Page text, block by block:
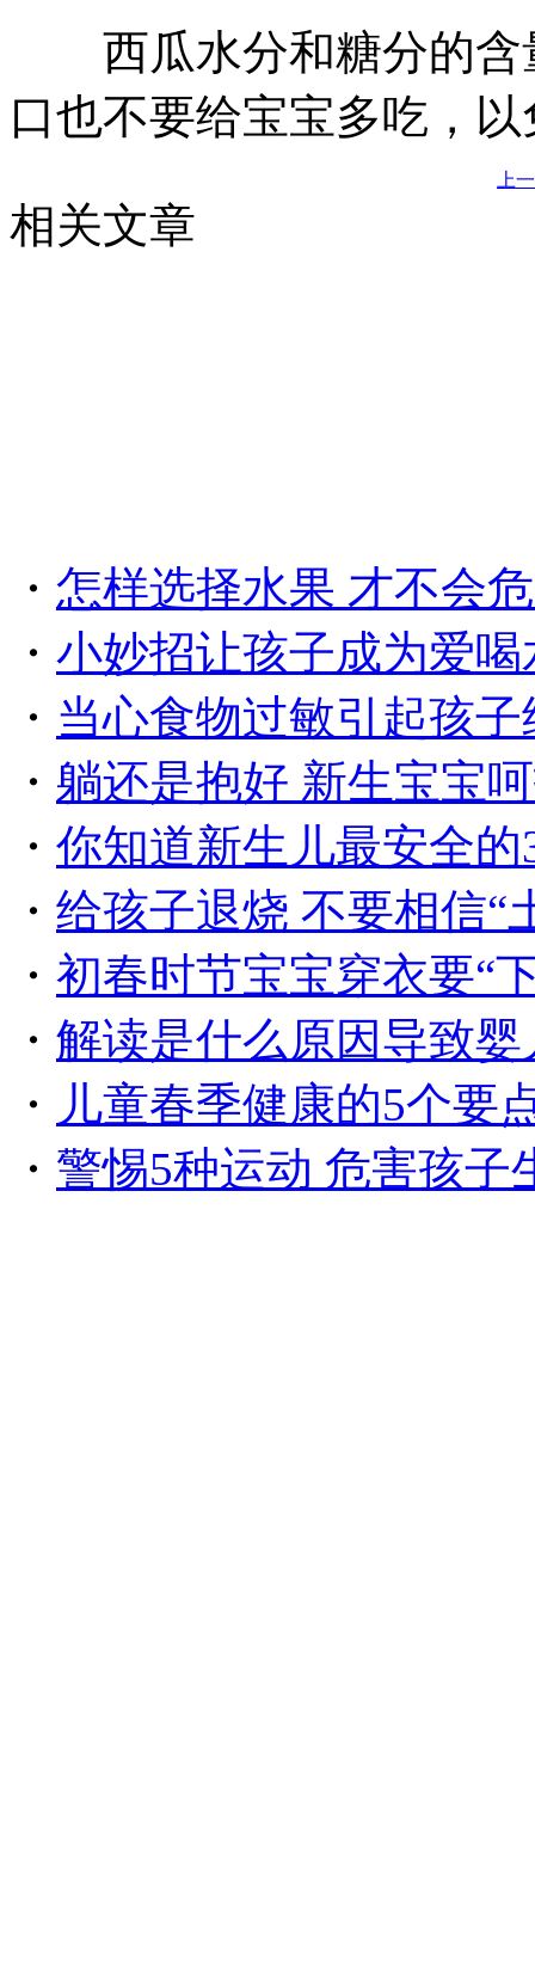
西瓜水分和糖分的含
口也不要给宝宝多吃，
上
相关文章
・ 怎样选择水果 才不会
・ 小妙招让孩子成为爱
・ 当心食物过敏引起孩
・ 躺还是抱好 新生宝宝
・ 你知道新生儿最安全
・ 给孩子退烧 不要相信“
・ 初春时节宝宝穿衣要“
・ 解读是什么原因导致婴
・ 儿童春季健康的5个要
・ 警惕5种运动 危害孩子